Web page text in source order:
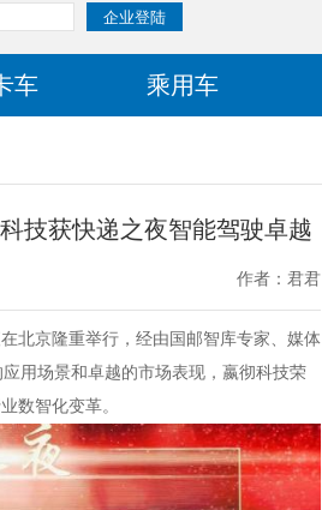
车 乘用车
技获快递之夜智能驾驶卓越
作者：君君
北京隆重举行，经由国邮智库专家、媒体
用场景和卓越的市场表现，嬴彻科技荣
数智化变革。